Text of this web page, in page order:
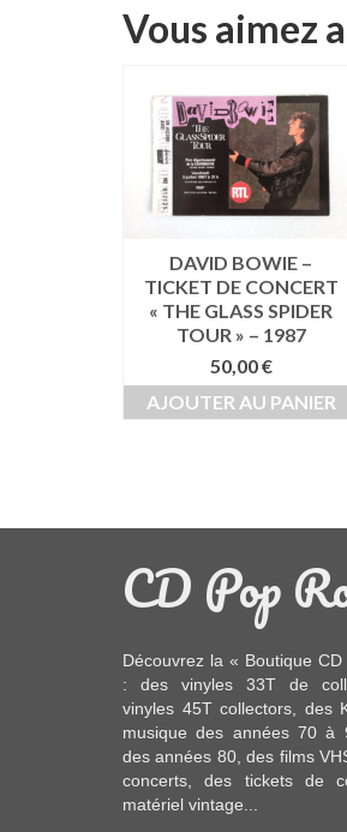
Vous aimez
DAVID BOWIE –
TICKET DE CONCERT
« THE GLASS SPIDER
TOUR » – 1987
50,00€
AJOUTER AU PANIER
CD Pop
Découvrez la « Boutique
: des vinyles 33Tde
vinyles 45Tcollectors, des
musique des années 70
des années 80, des films
concerts, des tickets de
matériel vintage